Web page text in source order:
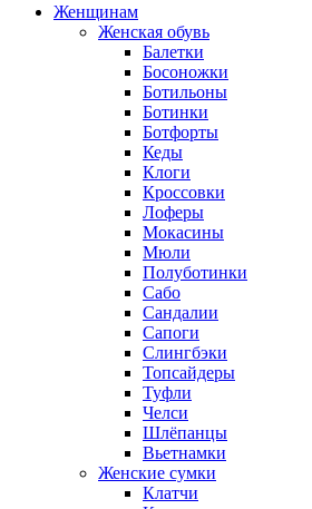
Женщинам
Женская обувь
Балетки
Босоножки
Ботильоны
Ботинки
Ботфорты
Кеды
Клоги
Кроссовки
Лоферы
Мокасины
Мюли
Полуботинки
Сабо
Сандалии
Сапоги
Слингбэки
Топсайдеры
Туфли
Челси
Шлёпанцы
Вьетнамки
Женские сумки
Клатчи